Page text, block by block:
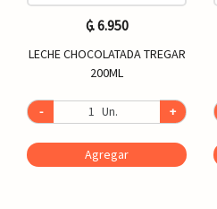
₲. 6.950
LECHE CHOCOLATADA TREGAR
200ML
- Un. +
Agregar